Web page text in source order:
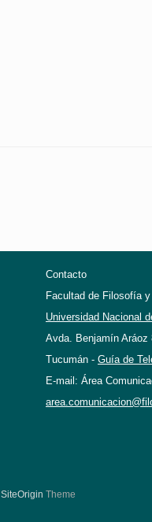
Contacto
Facultad de Filosofía
Universidad Nacional
Avda. Benjamín Aráoz
Tucumán - Guía de
E-mail: Área
SiteOrigin Theme